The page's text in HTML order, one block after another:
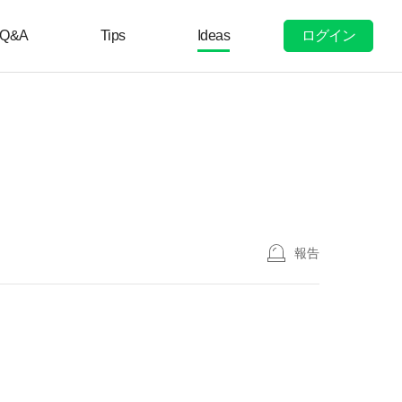
Q&A Tips Ideas ログイン
報告